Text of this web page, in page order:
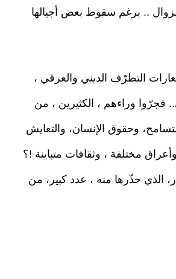
.. برغم سقوط بعض أجيالها
التطرّف الديني والعرقي ،
فجرّوا وراءهم ، الكثيرين ، من
وحقوق الإنسان، والتعايش
مختلفة ، وثقافات متباينة !؟
الذي حذّرها منه ، عدد كبير، من